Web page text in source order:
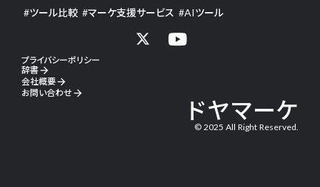
#ツール比較 #マーケ支援サービス #AIツール
ドヤマーケ
© 2025 All Right Reserved.
プライバシーポリシー
辞書arrow_forward
会社概要arrow_forward
お問い合わせarrow_forward